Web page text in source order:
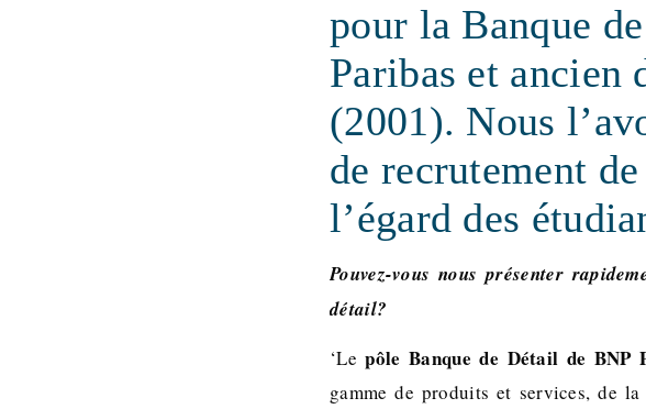
pour la Banque
Paribas et ancien
(2001). Nous
de recrutement
l’égard des
Pouvez-vous nous présenter
détail?
‘Lepôle Banque de Détail de BNP
gamme de produits et services, de